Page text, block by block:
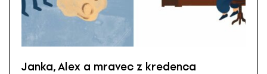
Janka, Alex a mravec z kredenca